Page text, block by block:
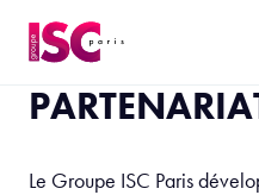
Le Groupe ISC Paris